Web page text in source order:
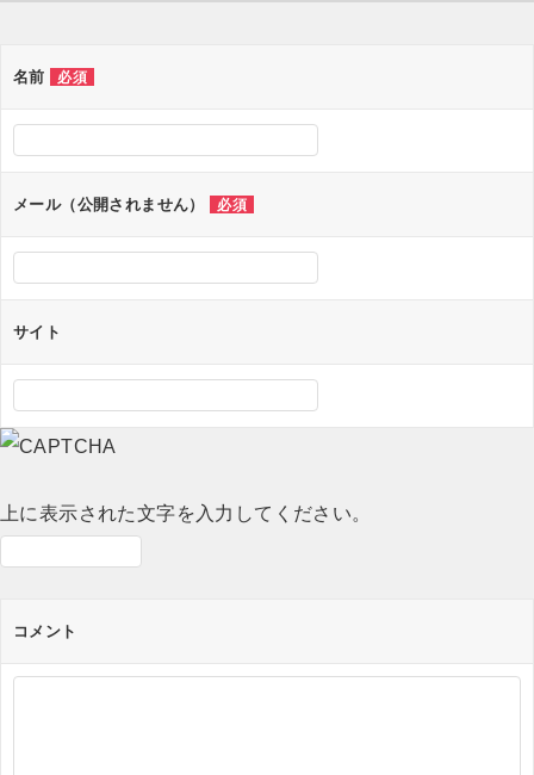
名前 必須
メール（公開されません） 必須
サイト
上に表示された文字を入力してください。
コメント